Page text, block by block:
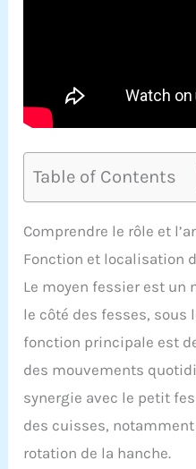
Table of Contents
Comprendre le rôle et
Fonction et localisation
Le moyen fessier est
le côté des fesses, sous
fonction principale est
des mouvements
synergie avec le petit
des cuisses,
rotation de la hanche.